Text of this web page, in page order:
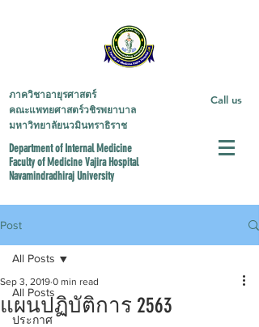
Call us
Department of Internal Medicine
Faculty of MedicineVajira Hospital
Navamindradhiraj University
ภาควิชาอายุรศาสตร์
คณะแพทยศาสตร์วชิรพยาบาล
มหาวิทยาลัยนวมินทราธิราช
Post
All Posts
ประกาศ
All Posts
แผนปฏิบัติการ 2563
Sep 3, 2019 0 min read